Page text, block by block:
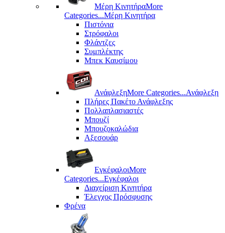
Μέρη KινητήραMore
Categories...Μέρη Kινητήρα
Πιστόνια
Στρόφαλοι
Φλάντζες
Συμπλέκτης
Μπεκ Καυσίμου
ΑνάφλεξηMore Categories...Ανάφλεξη
Πλήρες Πακέτο Ανάφλεξης
Πολλαπλασιαστές
Μπουζί
Μπουζοκαλώδια
Αξεσουάρ
ΕγκέφαλοιMore
Categories...Εγκέφαλοι
Διαχείριση Κινητήρα
Έλεγχος Πρόσφυσης
Φρένα